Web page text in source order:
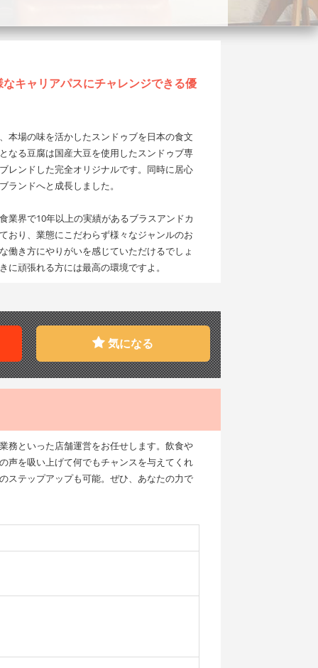
キャリアパスにチャレンジできる優
本場の味を活かしたスンドゥブを日本の食文
なる豆腐は国産大豆を使用したスンドゥブ専
レンドした完全オリジナルです。同時に居心
ンドへと成長しました。
業界で10年以上の実績があるブラスアンドカ
おり、業態にこだわらず様々なジャンルのお
働き方にやりがいを感じていただけるでしょ
頑張れる方には最高の環境ですよ。
気になる
務といった店舗運営をお任せします。飲食や
声を吸い上げて何でもチャンスを与えてくれ
ステップアップも可能。ぜひ、あなたの力で